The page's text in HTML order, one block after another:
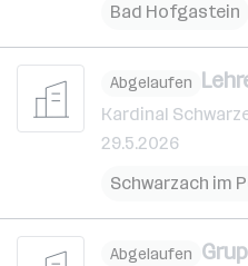
Bad Hofgastein
Abgelaufen
Kardinal
29.5.2026
Schwarzach im
Abgelaufen